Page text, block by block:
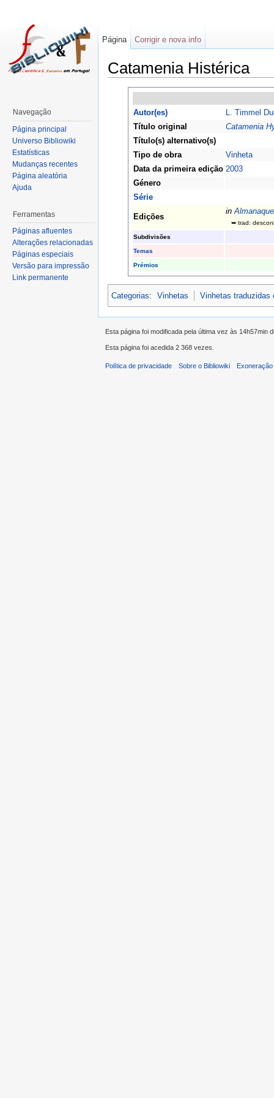
Catamenia Histérica
Autor(es)
L. Timmel
Título original
Catamenia
Título(s) alternativo(s)
Tipo de obra
Vinheta
Data da primeira edição 2003
Género
Série
Edições
in
➥ trad:
Subdivisões
Temas
Prémios
Categorias: Vinhetas Vinhetas traduzidas
Página Corrigir e nova info
Navegação
Página principal
Universo Bibliowiki
Estatísticas
Mudanças recentes
Página aleatória
Ajuda
Ferramentas
Páginas afluentes
Alterações relacionadas
Páginas especiais
Versão para impressão
Link permanente
Esta página foi modificada pela última vez às 14h57min
Esta página foi acedida 2 368 vezes.
Política de privacidade Sobre o Bibliowiki